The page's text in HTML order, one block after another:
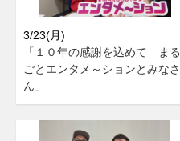
3/23(月)
「１０年の感謝を込めて まる
ごとエンタメ～ションとみなさ
ん」